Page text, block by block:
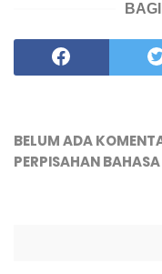
BELUM ADA
PERPISAHAN